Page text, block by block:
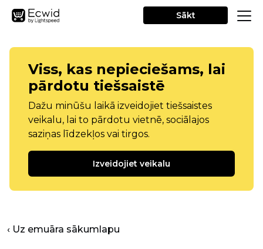
Sākt
Viss, kas nepieciešams, lai
pārdotu tiešsaistē
Dažu minūšu laikā izveidojiet tiešsaistes
veikalu, lai to pārdotu vietnē, sociālajos
saziņas līdzekļos vai tirgos.
Izveidojiet veikalu
‹ Uz emuāra sākumlapu